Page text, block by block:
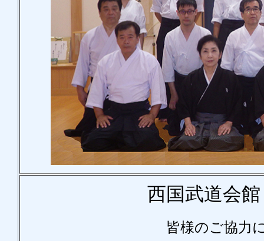
西国武道会
皆様のご協力